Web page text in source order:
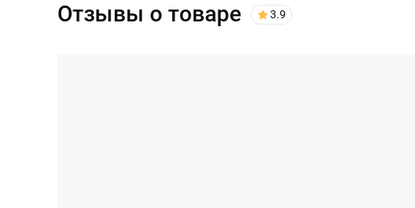
Отзывы о товаре 3.9